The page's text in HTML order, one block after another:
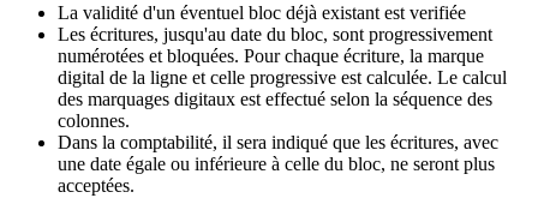
La validité d'un éventuel bloc déjà existant est verifiée
Les écritures, jusqu'au date du bloc, sont progressivement
numérotées et bloquées. Pour chaque écriture, la marque
digital de la ligne et celle progressive est calculée. Le calcul
des marquages digitaux est effectué selon la séquence des
colonnes.
Dans la comptabilité, il sera indiqué que les écritures, avec
une date égale ou inférieure à celle du bloc, ne seront plus
acceptées.